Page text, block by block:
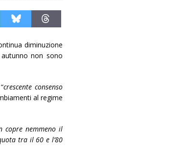
diminuzione
non sono
crescente consenso
al regime
copre nemmeno il
tra il 60 e l’80